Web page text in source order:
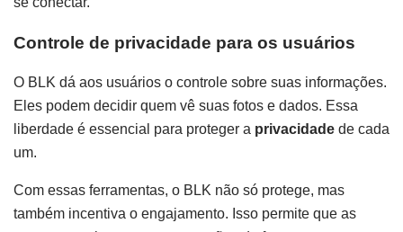
Controle de privacidade para os usuários
O BLK dá aos usuários o controle sobre suas informações.
Eles podem decidir quem vê suas fotos e dados. Essa
liberdade é essencial para proteger a privacidade de cada
um.
Com essas ferramentas, o BLK não só protege, mas
também incentiva o engajamento. Isso permite que as